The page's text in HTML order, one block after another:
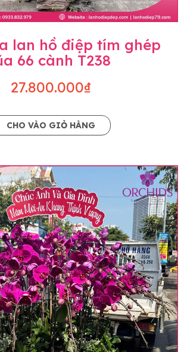
lan hồ điệp tím ghép
66 cành T238
27.800.000₫
CHO VÀO GIỎ HÀNG